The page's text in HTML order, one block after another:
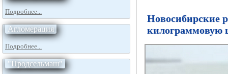
Подробнее...
Агломерация
Подробнее...
"Продсельмаш"
Новосибирские
килограммовую